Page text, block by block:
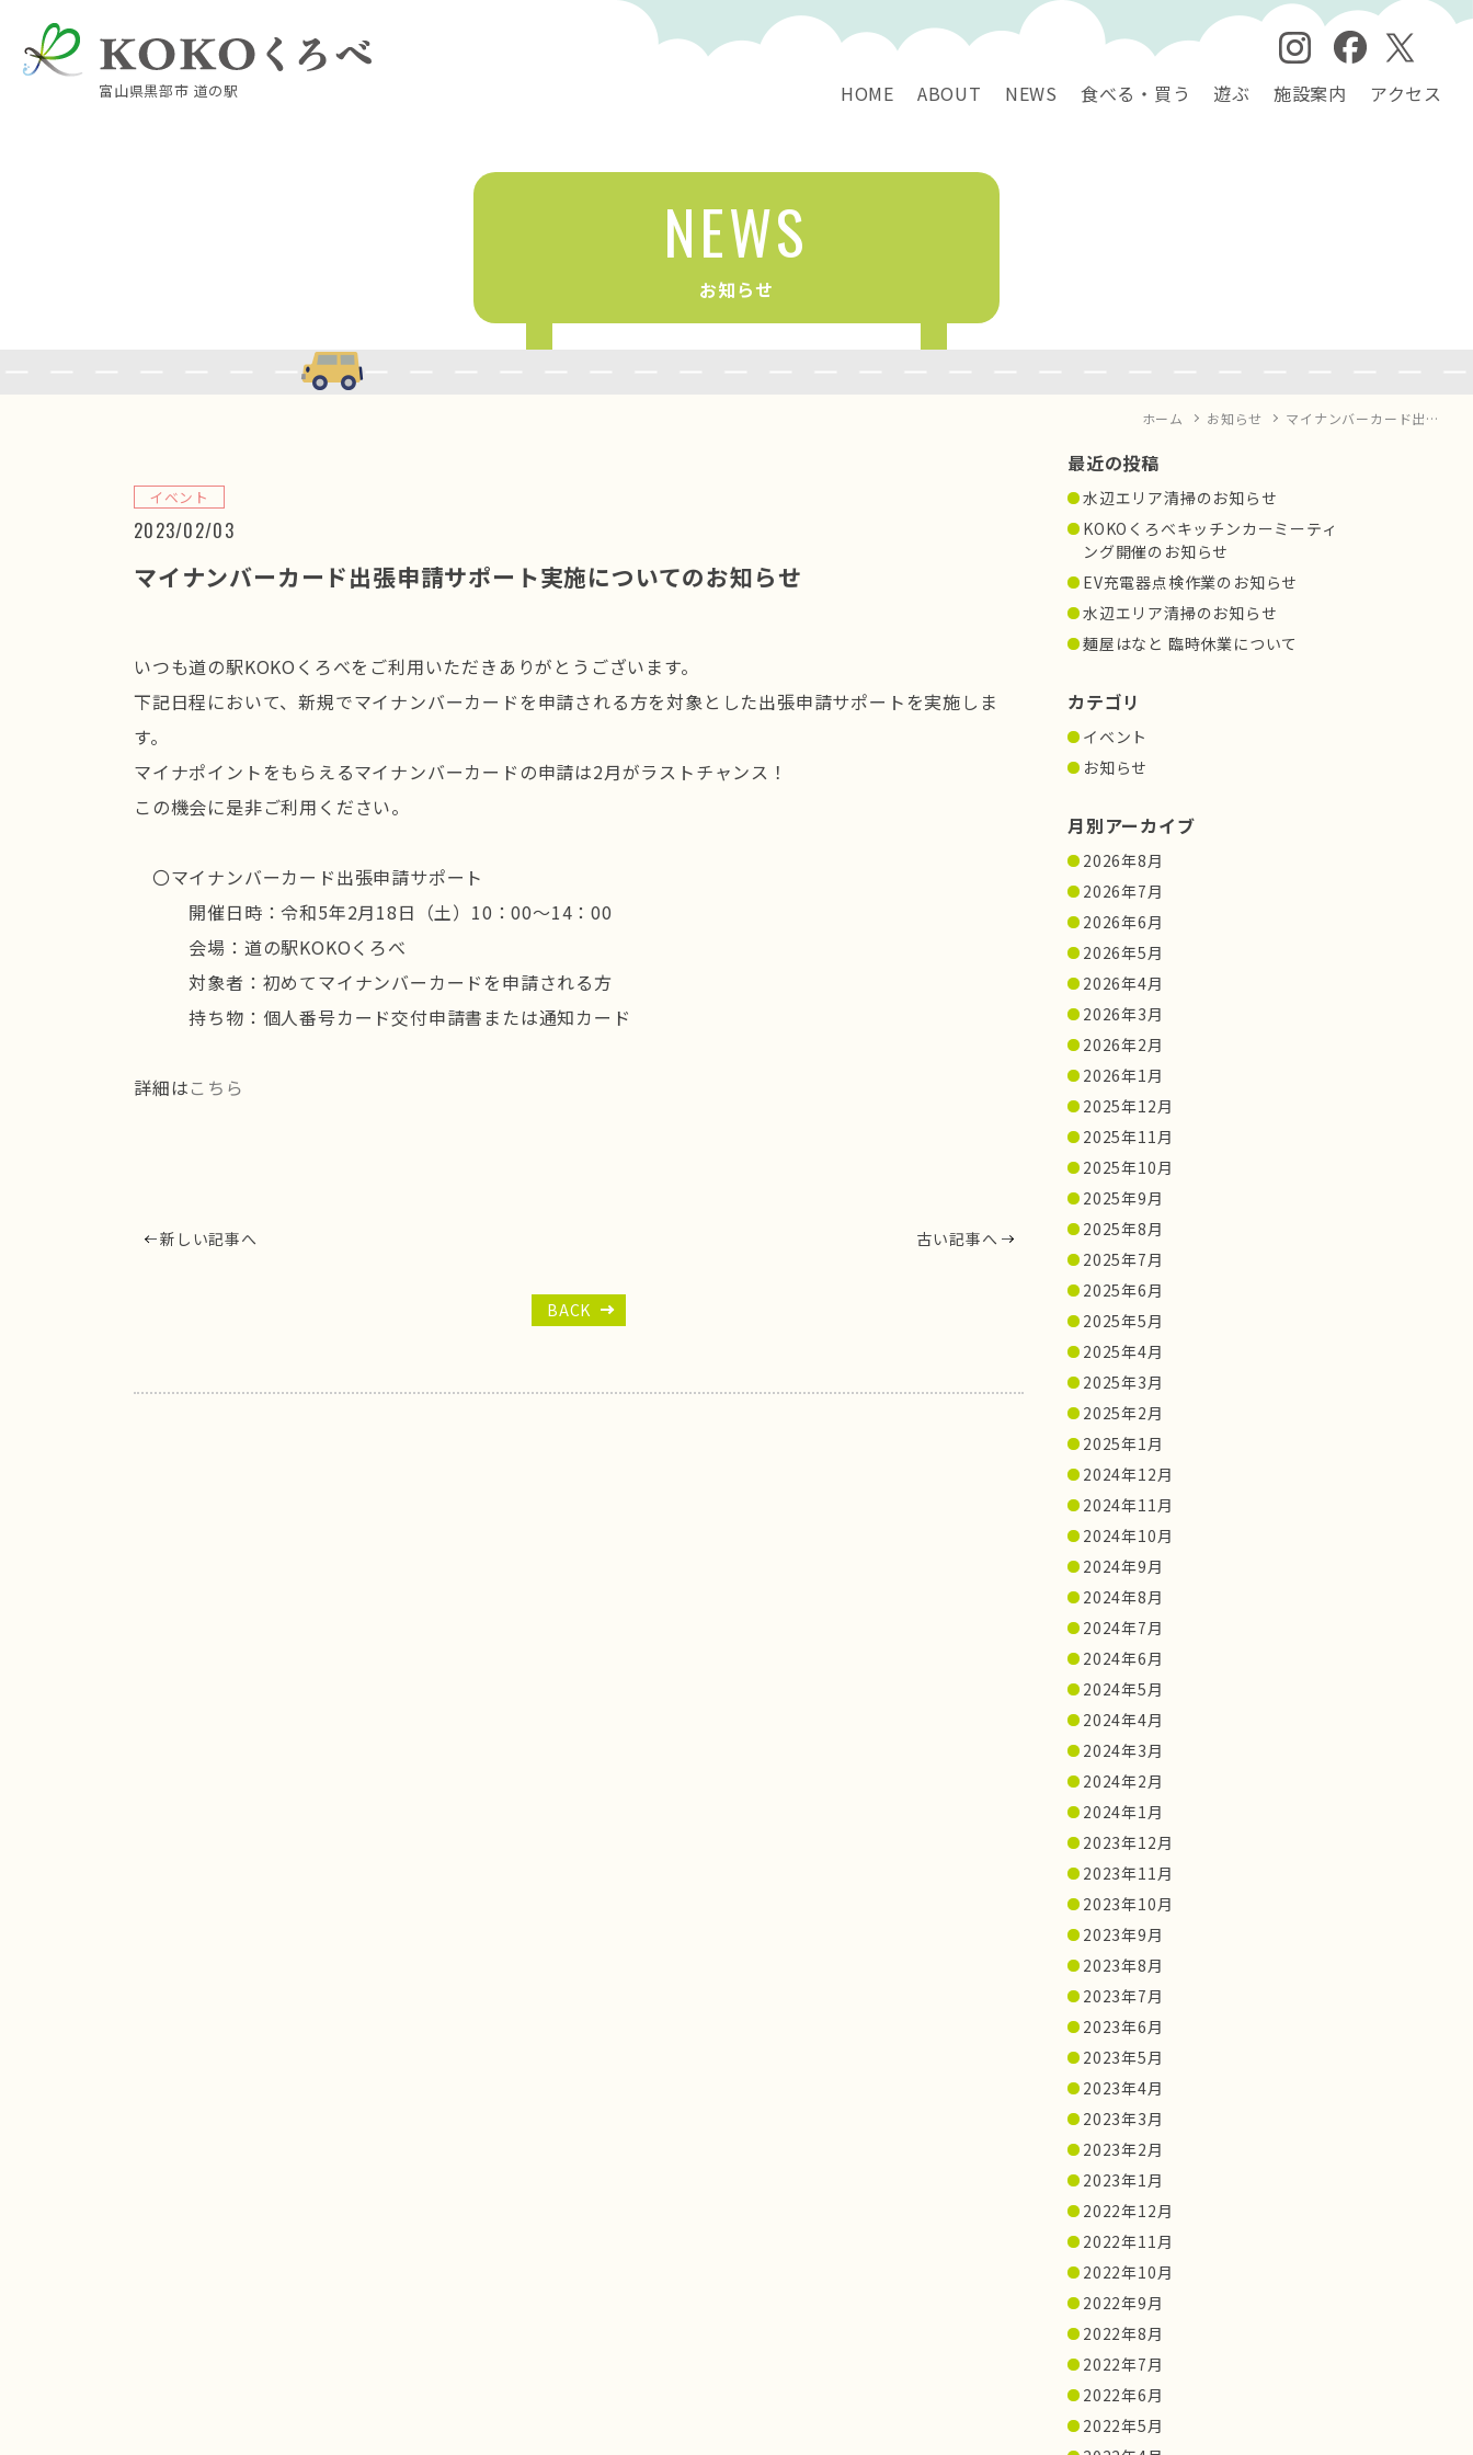
富山県黒部市 道の駅 HOME ABOUT NEWS 食べる・買う 遊ぶ 施設案内 アクセス
NEWS
お知らせ
ホーム お知らせ マイナンバーカード出…
イベント
2023/02/03
マイナンバーカード出張申請サポート実施についてのお知らせ
いつも道の駅KOKOくろべをご利用いただきありがとうございます。
下記日程において、新規でマイナンバーカードを申請される方を対象とした出張申請サポートを実施しま
す。
マイナポイントをもらえるマイナンバーカードの申請は2月がラストチャンス！
この機会に是非ご利用ください。
〇マイナンバーカード出張申請サポート
開催日時：令和5年2月18日（土）10：00～14：00
会場：道の駅KOKOくろべ
対象者：初めてマイナンバーカードを申請される方
持ち物：個人番号カード交付申請書または通知カード
詳細はこちら
新しい記事へ 古い記事へ
BACK
最近の投稿
水辺エリア清掃のお知らせ
KOKOくろべキッチンカーミーティ
ング開催のお知らせ
EV充電器点検作業のお知らせ
水辺エリア清掃のお知らせ
麺屋はなと 臨時休業について
カテゴリ
イベント
お知らせ
月別アーカイブ
2026年8月
2026年7月
2026年6月
2026年5月
2026年4月
2026年3月
2026年2月
2026年1月
2025年12月
2025年11月
2025年10月
2025年9月
2025年8月
2025年7月
2025年6月
2025年5月
2025年4月
2025年3月
2025年2月
2025年1月
2024年12月
2024年11月
2024年10月
2024年9月
2024年8月
2024年7月
2024年6月
2024年5月
2024年4月
2024年3月
2024年2月
2024年1月
2023年12月
2023年11月
2023年10月
2023年9月
2023年8月
2023年7月
2023年6月
2023年5月
2023年4月
2023年3月
2023年2月
2023年1月
2022年12月
2022年11月
2022年10月
2022年9月
2022年8月
2022年7月
2022年6月
2022年5月